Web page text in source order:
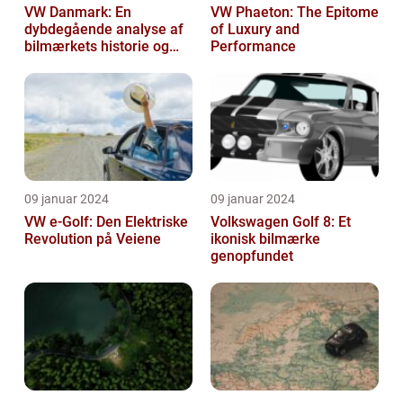
VW Danmark: En
dybdegående analyse af
bilmærkets historie og
VW Phaeton: The Epitome
of Luxury and
Performance
09 januar 2024
VW e-Golf: Den Elektriske
Revolution på Veiene
09 januar 2024
Volkswagen Golf 8: Et
ikonisk bilmærke
genopfundet